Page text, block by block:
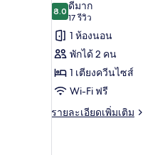
ภาพถ่าย
ทั้งหมด
ของ
ห้อง
สแตนดาร์ด
ดับเบิล
8.08.0 จาก 10
ดีมาก
17 รีวิว
(17
รีวิว)
1 ห้องนอน
พักได้ 2 คน
1 เตียงควีนไซส์
Wi-Fi ฟรี
รายละเอียดเพิ่มเติม
ราย